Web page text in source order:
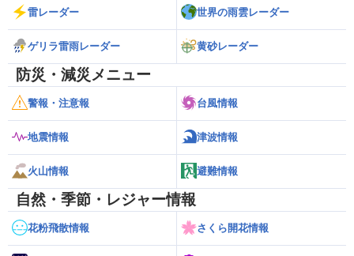
雷レーダー 世界の雨雲レーダー
ゲリラ雷雨レーダー 黄砂レーダー
防災・減災メニュー
警報・注意報 台風情報
地震情報 津波情報
火山情報 避難情報
自然・季節・レジャー情報
花粉飛散情報 さくら開花情報